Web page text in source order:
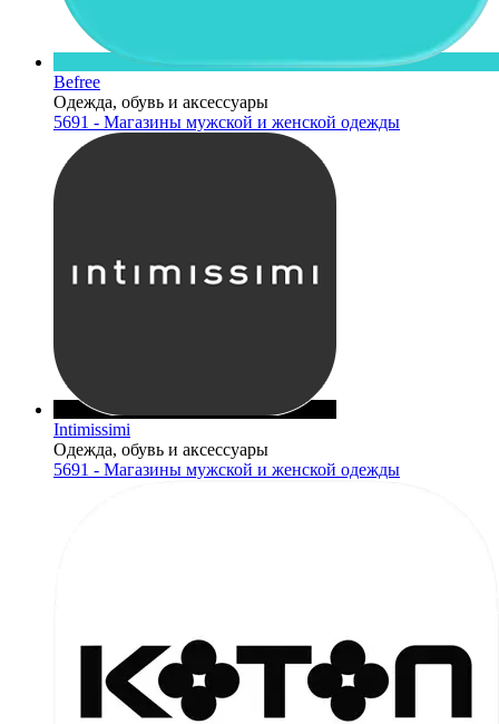
Befree
Одежда, обувь и аксессуары
5691 - Магазины мужской и женской одежды
Intimissimi
Одежда, обувь и аксессуары
5691 - Магазины мужской и женской одежды